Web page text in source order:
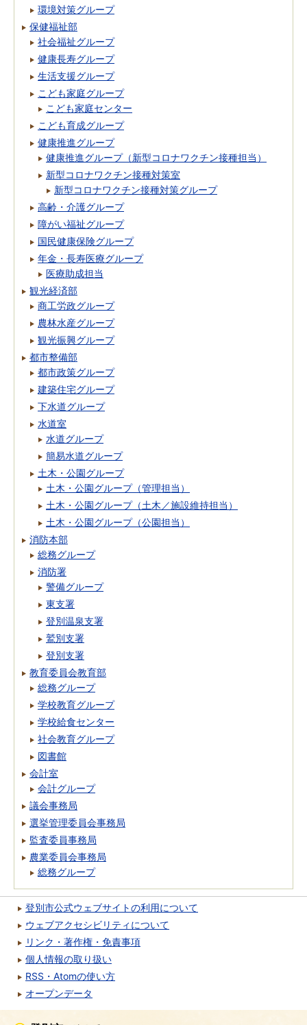
環境対策グループ
保健福祉部
社会福祉グループ
健康長寿グループ
生活支援グループ
こども家庭グループ
こども家庭センター
こども育成グループ
健康推進グループ
健康推進グループ（新型コロナワクチン接種担当）
新型コロナワクチン接種対策室
新型コロナワクチン接種対策グループ
高齢・介護グループ
障がい福祉グループ
国民健康保険グループ
年金・長寿医療グループ
医療助成担当
観光経済部
商工労政グループ
農林水産グループ
観光振興グループ
都市整備部
都市政策グループ
建築住宅グループ
下水道グループ
水道室
水道グループ
簡易水道グループ
土木・公園グループ
土木・公園グループ（管理担当）
土木・公園グループ（土木／施設維持担当）
土木・公園グループ（公園担当）
消防本部
総務グループ
消防署
警備グループ
東支署
登別温泉支署
鷲別支署
登別支署
教育委員会教育部
総務グループ
学校教育グループ
学校給食センター
社会教育グループ
図書館
会計室
会計グループ
議会事務局
選挙管理委員会事務局
監査委員事務局
農業委員会事務局
総務グループ
登別市公式ウェブサイトの利用について
ウェブアクセシビリティについて
リンク・著作権・免責事項
個人情報の取り扱い
RSS・Atomの使い方
オープンデータ